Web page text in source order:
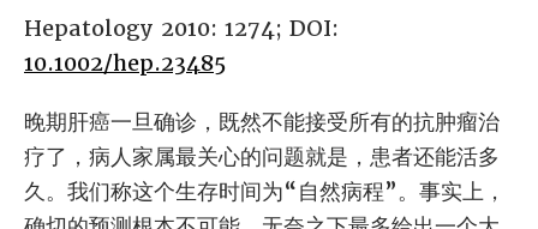
Hepatology 2010: 1274; DOI:
10.1002/hep.23485
晚期肝癌一旦确诊，既然不能接受所有的抗肿瘤治
疗了，病人家属最关心的问题就是，患者还能活多
久。我们称这个生存时间为“自然病程”。事实上，